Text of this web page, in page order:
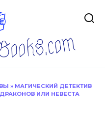
» МАГИЧЕСКИЙ ДЕТЕКТИВ
ИЛИ НЕВЕСТА